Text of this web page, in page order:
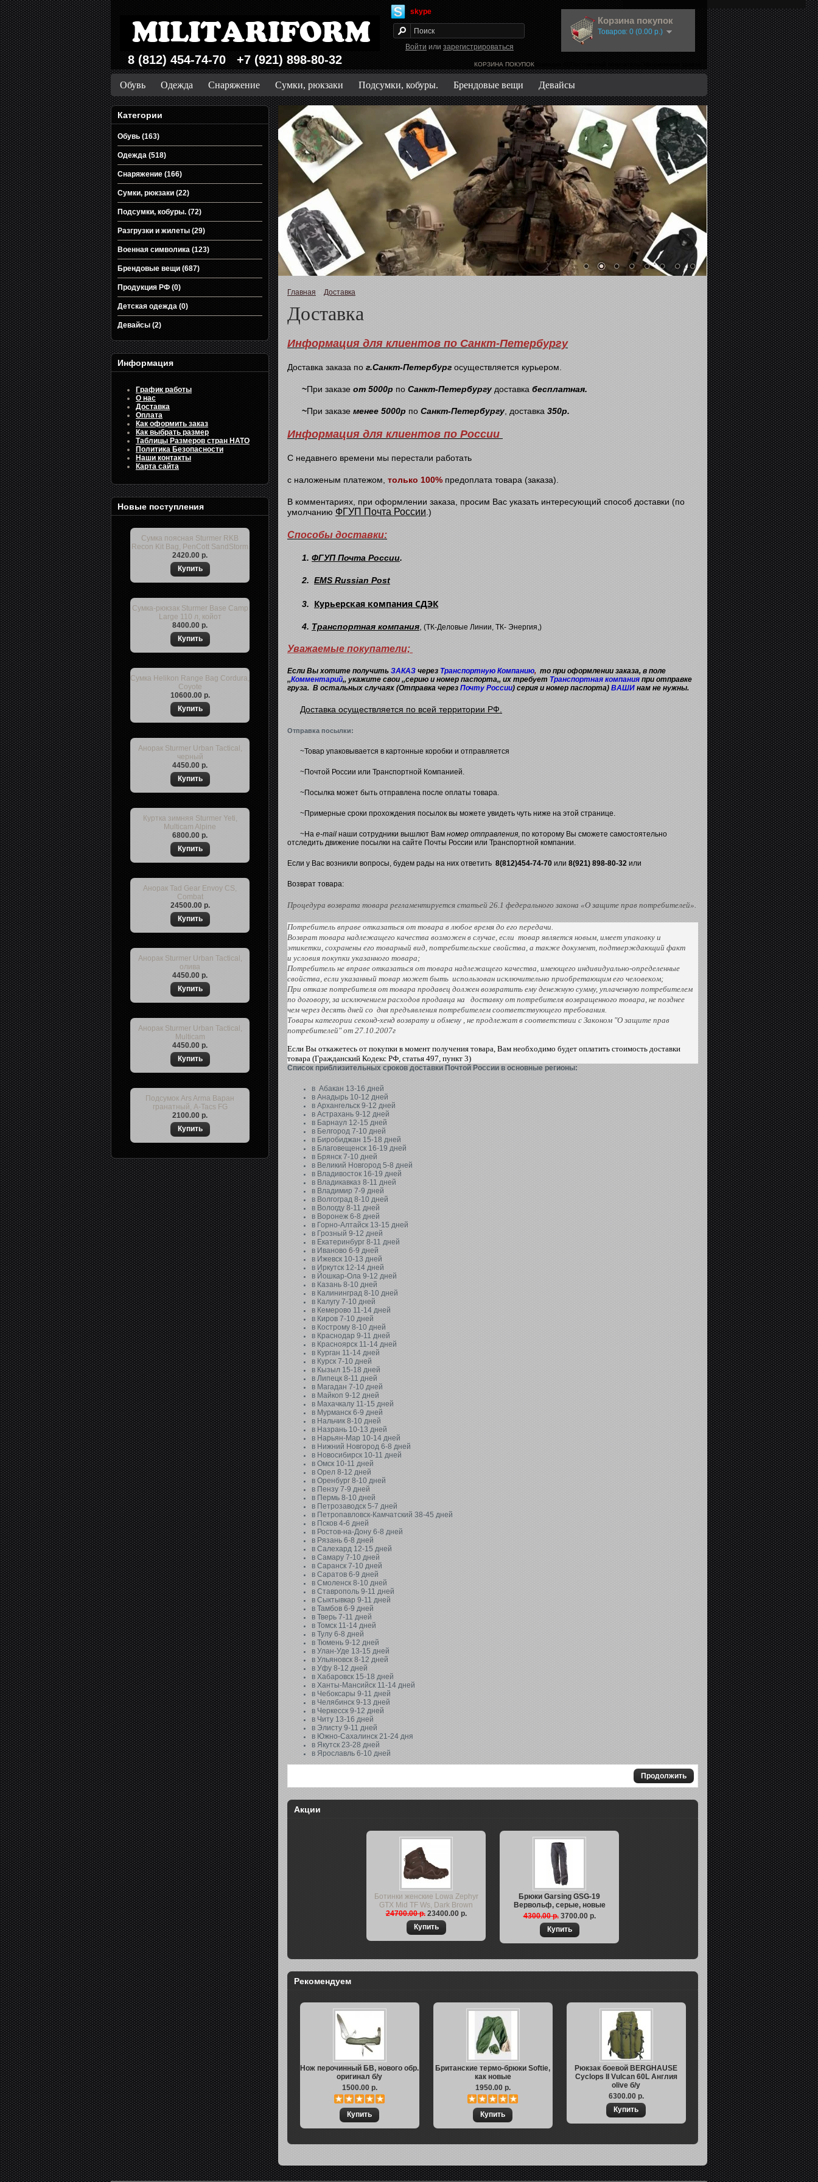
8 (812) 454-74-70 +7 (921) 898-80-32
skype
Корзина покупок
Товаров: 0 (0.00 р.)
Войти или зарегистрироваться
КОРЗИНА ПОКУПОК
Обувь Одежда Снаряжение Сумки, рюкзаки Подсумки, кобуры. Брендовые вещи Девайсы
Категории
Обувь (163)
Одежда (518)
Снаряжение (166)
Сумки, рюкзаки (22)
Подсумки, кобуры. (72)
Разгрузки и жилеты (29)
Военная символика (123)
Брендовые вещи (687)
Продукция РФ (0)
Детская одежда (0)
Девайсы (2)
Информация
График работы
О нас
Доставка
Оплата
Как оформить заказ
Как выбрать размер
Таблицы Размеров стран НАТО
Политика Безопасности
Наши контакты
Карта сайта
Новые поступления
Сумка поясная Sturmer RKB
Recon Kit Bag, PenCott SandStorm
2420.00 р.
Сумка-рюкзак Sturmer Base Camp
Large 110 л, койот
8400.00 р.
Сумка Helikon Range Bag Cordura,
Coyote
10600.00 р.
Анорак Sturmer Urban Tactical,
черный
4450.00 р.
Куртка зимняя Sturmer Yeti,
Multicam Alpine
6800.00 р.
Анорак Tad Gear Envoy CS,
Combat
24500.00 р.
Анорак Sturmer Urban Tactical,
олива
4450.00 р.
Анорак Sturmer Urban Tactical,
Multicam
4450.00 р.
Подсумок Ars Arma Варан
гранатный, A-Tacs FG
2100.00 р.
Главная Доставка
Доставка
Информация для клиентов по Санкт-Петербургу
Доставка заказа по г.Санкт-Петербург осуществляется курьером.
~При заказе от 5000р по Санкт-Петербургу доставка бесплатная.
~При заказе менее 5000р по Санкт-Петербургу, доставка 350р.
Информация для клиентов по России
С недавнего времени мы перестали работать
с наложеным платежом, только 100% предоплата товара (заказа).
В комментариях, при оформлении заказа, просим Вас указать интересующий способ доставки (по
умолчанию ФГУП Почта России .)
Способы доставки:
1. ФГУП Почта России.
2. EMS Russian Post
3. Курьерская компания СДЭК
4. Транспортная компания (ТК-Деловые Линии, ТК- Энергия,)
Уважаемые покупатели;
Если Вы хотите получить ЗАКАЗ через Транспортную Компанию, то при оформлении заказа, в поле
,,Комментарий,, укажите свои ,,серию и номер паспорта,, их требует Транспортная компания при отправке
груза. В остальных случаях (Отправка через Почту России) серия и номер паспорта) ВАШИ нам не нужны.
Доставка осуществляется по всей территории РФ.
Отправка посылки:
~Товар упаковывается в картонные коробки и отправляется
~Почтой России или Транспортной Компанией.
~Посылка может быть отправлена после оплаты товара.
~Примерные сроки прохождения посылок вы можете увидеть чуть ниже на этой странице.
~На e-mail наши сотрудники вышлют Вам номер отправления, по которому Вы сможете самостоятельно
отследить движение посылки на сайте Почты России или Транспортной компании.
Если у Вас возникли вопросы, будем рады на них ответить 8(812)454-74-70 или 8(921) 898-80-32 или
Возврат товара:
Процедура возврата товара регламентируется статьей 26.1 федерального закона «О защите прав потребителей».
Потребитель вправе отказаться от товара в любое время до его передачи.
Возврат товара надлежащего качества возможен в случае, если товар является новым, имеет упаковку и
этикетки, сохранены его товарный вид, потребительские свойства, а также документ, подтверждающий факт
и условия покупки указанного товара;
Потребитель не вправе отказаться от товара надлежащего качества, имеющего индивидуально-определенные
свойства, если указанный товар может быть использован исключительно приобретающим его человеком;
При отказе потребителя от товара продавец должен возвратить ему денежную сумму, уплаченную потребителем
по договору, за исключением расходов продавца на доставку от потребителя возвращенного товара, не позднее
чем через десять дней со дня предъявления потребителем соответствующего требования.
Товары категории секонд-хенд возврату и обмену , не продлежат в соответствии с Законом "О защите прав
потребителей" от 27.10.2007г
Если Вы откажетесь от покупки в момент получения товара, Вам необходимо будет оплатить стоимость доставки
товара (Гражданский Кодекс РФ, статья 497, пункт 3)
Список приблизительных сроков доставки Почтой России в основные регионы:
в Абакан 13-16 дней
в Анадырь 10-12 дней
в Архангельск 9-12 дней
в Астрахань 9-12 дней
в Барнаул 12-15 дней
в Белгород 7-10 дней
в Биробиджан 15-18 дней
в Благовещенск 16-19 дней
в Брянск 7-10 дней
в Великий Новгород 5-8 дней
в Владивосток 16-19 дней
в Владикавказ 8-11 дней
в Владимир 7-9 дней
в Волгоград 8-10 дней
в Вологду 8-11 дней
в Воронеж 6-8 дней
в Горно-Алтайск 13-15 дней
в Грозный 9-12 дней
в Екатеринбург 8-11 дней
в Иваново 6-9 дней
в Ижевск 10-13 дней
в Иркутск 12-14 дней
в Йошкар-Ола 9-12 дней
в Казань 8-10 дней
в Калининград 8-10 дней
в Калугу 7-10 дней
в Кемерово 11-14 дней
в Киров 7-10 дней
в Кострому 8-10 дней
в Краснодар 9-11 дней
в Красноярск 11-14 дней
в Курган 11-14 дней
в Курск 7-10 дней
в Кызыл 15-18 дней
в Липецк 8-11 дней
в Магадан 7-10 дней
в Майкоп 9-12 дней
в Махачкалу 11-15 дней
в Мурманск 6-9 дней
в Нальчик 8-10 дней
в Назрань 10-13 дней
в Нарьян-Мар 10-14 дней
в Нижний Новгород 6-8 дней
в Новосибирск 10-11 дней
в Омск 10-11 дней
в Орел 8-12 дней
в Оренбург 8-10 дней
в Пензу 7-9 дней
в Пермь 8-10 дней
в Петрозаводск 5-7 дней
в Петропавловск-Камчатский 38-45 дней
в Псков 4-6 дней
в Ростов-на-Дону 6-8 дней
в Рязань 6-8 дней
в Салехард 12-15 дней
в Самару 7-10 дней
в Саранск 7-10 дней
в Саратов 6-9 дней
в Смоленск 8-10 дней
в Ставрополь 9-11 дней
в Сыктывкар 9-11 дней
в Тамбов 6-9 дней
в Тверь 7-11 дней
в Томск 11-14 дней
в Тулу 6-8 дней
в Тюмень 9-12 дней
в Улан-Уде 13-15 дней
в Ульяновск 8-12 дней
в Уфу 8-12 дней
в Хабаровск 15-18 дней
в Ханты-Мансийск 11-14 дней
в Чебоксары 9-11 дней
в Челябинск 9-13 дней
в Черкесск 9-12 дней
в Читу 13-16 дней
в Элисту 9-11 дней
в Южно-Сахалинск 21-24 дня
в Якутск 23-28 дней
в Ярославль 6-10 дней
Продолжить
Акции
Ботинки женские Lowa Zephyr
GTX Mid TF Ws, Dark Brown
24700.00 р. 23400.00 р.
Брюки Garsing GSG-19
Вервольф, серые, новые
4300.00 р. 3700.00 р.
Рекомендуем
Нож перочинный БВ, нового обр.
оригинал б/у
1500.00 р.
Британские термо-брюки Softie,
как новые
1950.00 р.
Рюкзак боевой BERGHAUSE
Cyclops II Vulcan 60L Англия
olive б/у
6300.00 р.